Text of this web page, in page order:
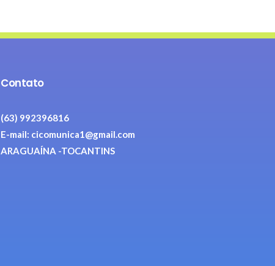
Contato
(63) 992396816
E-mail: cicomunica1@gmail.com
ARAGUAÍNA -TOCANTINS